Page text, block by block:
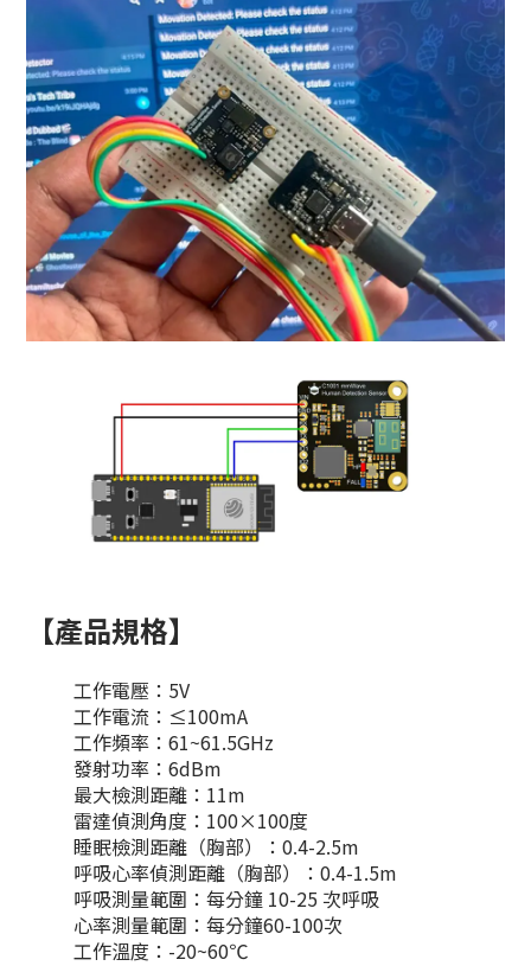
【產品規格】
工作電壓：5V
工作電流：≤100mA
工作頻率：61~61.5GHz
發射功率：6dBm
最大檢測距離：11m
雷達偵測角度：100×100度
睡眠檢測距離（胸部）：0.4-2.5m
呼吸心率偵測距離（胸部）：0.4-1.5m
呼吸測量範圍：每分鐘 10-25 次呼吸
心率測量範圍：每分鐘60-100次
工作溫度：-20~60℃